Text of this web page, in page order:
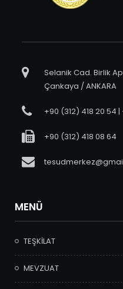
Selanik Cad. Birlik
Çankaya / ANKARA
+90 (312) 418 20 54 |
+90 (312) 418 08 64
MENÜ
TEŞKİLAT
MEVZUAT